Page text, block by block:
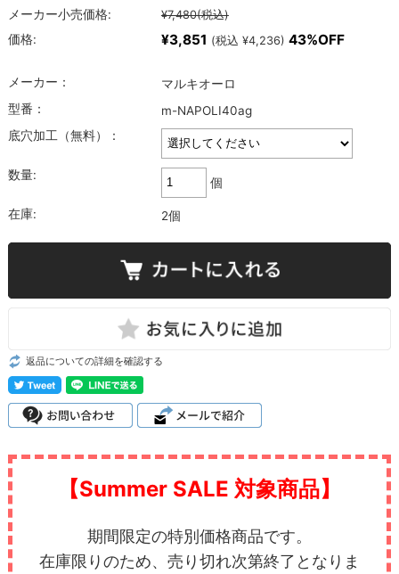
メーカー小売価格: ¥7,480(税込)
価格: ¥3,851 (税込 ¥4,236) 43%OFF
メーカー：
マルキオーロ
型番：
m-NAPOLI40ag
底穴加工（無料）：
数量:
個
在庫: 2個
返品についての詳細を確認する
【Summer SALE 対象商品】
期間限定の特別価格商品です。
在庫限りのため、売り切れ次第終了となりま